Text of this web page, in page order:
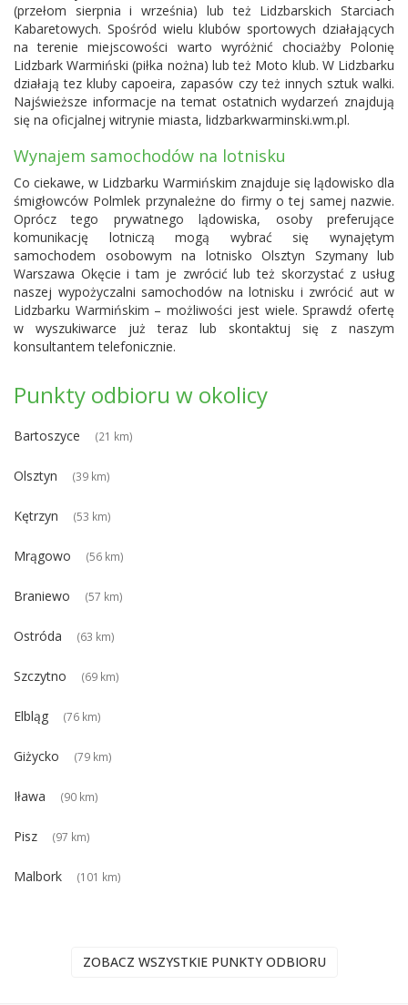
(przełom sierpnia i września) lub też Lidzbarskich Starciach
Kabaretowych. Spośród wielu klubów sportowych działających
na terenie miejscowości warto wyróżnić chociażby Polonię
Lidzbark Warmiński (piłka nożna) lub też Moto klub. W Lidzbarku
działają tez kluby capoeira, zapasów czy też innych sztuk walki.
Najświeższe informacje na temat ostatnich wydarzeń znajdują
się na oficjalnej witrynie miasta, lidzbarkwarminski.wm.pl.
Wynajem samochodów na lotnisku
Co ciekawe, w Lidzbarku Warmińskim znajduje się lądowisko dla
śmigłowców Polmlek przynależne do firmy o tej samej nazwie.
Oprócz tego prywatnego lądowiska, osoby preferujące
komunikację lotniczą mogą wybrać się wynajętym
samochodem osobowym na lotnisko Olsztyn Szymany lub
Warszawa Okęcie i tam je zwrócić lub też skorzystać z usług
naszej wypożyczalni samochodów na lotnisku i zwrócić aut w
Lidzbarku Warmińskim – możliwości jest wiele. Sprawdź ofertę
w wyszukiwarce już teraz lub skontaktuj się z naszym
konsultantem telefonicznie.
Punkty odbioru w okolicy
Bartoszyce (21 km)
Olsztyn (39 km)
Kętrzyn (53 km)
Mrągowo (56 km)
Braniewo (57 km)
Ostróda (63 km)
Szczytno (69 km)
Elbląg (76 km)
Giżycko (79 km)
Iława (90 km)
Pisz (97 km)
Malbork (101 km)
ZOBACZ WSZYSTKIE PUNKTY ODBIORU